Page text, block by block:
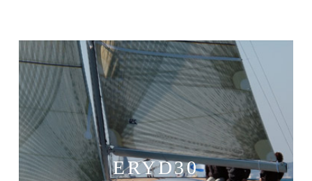
ERYD30